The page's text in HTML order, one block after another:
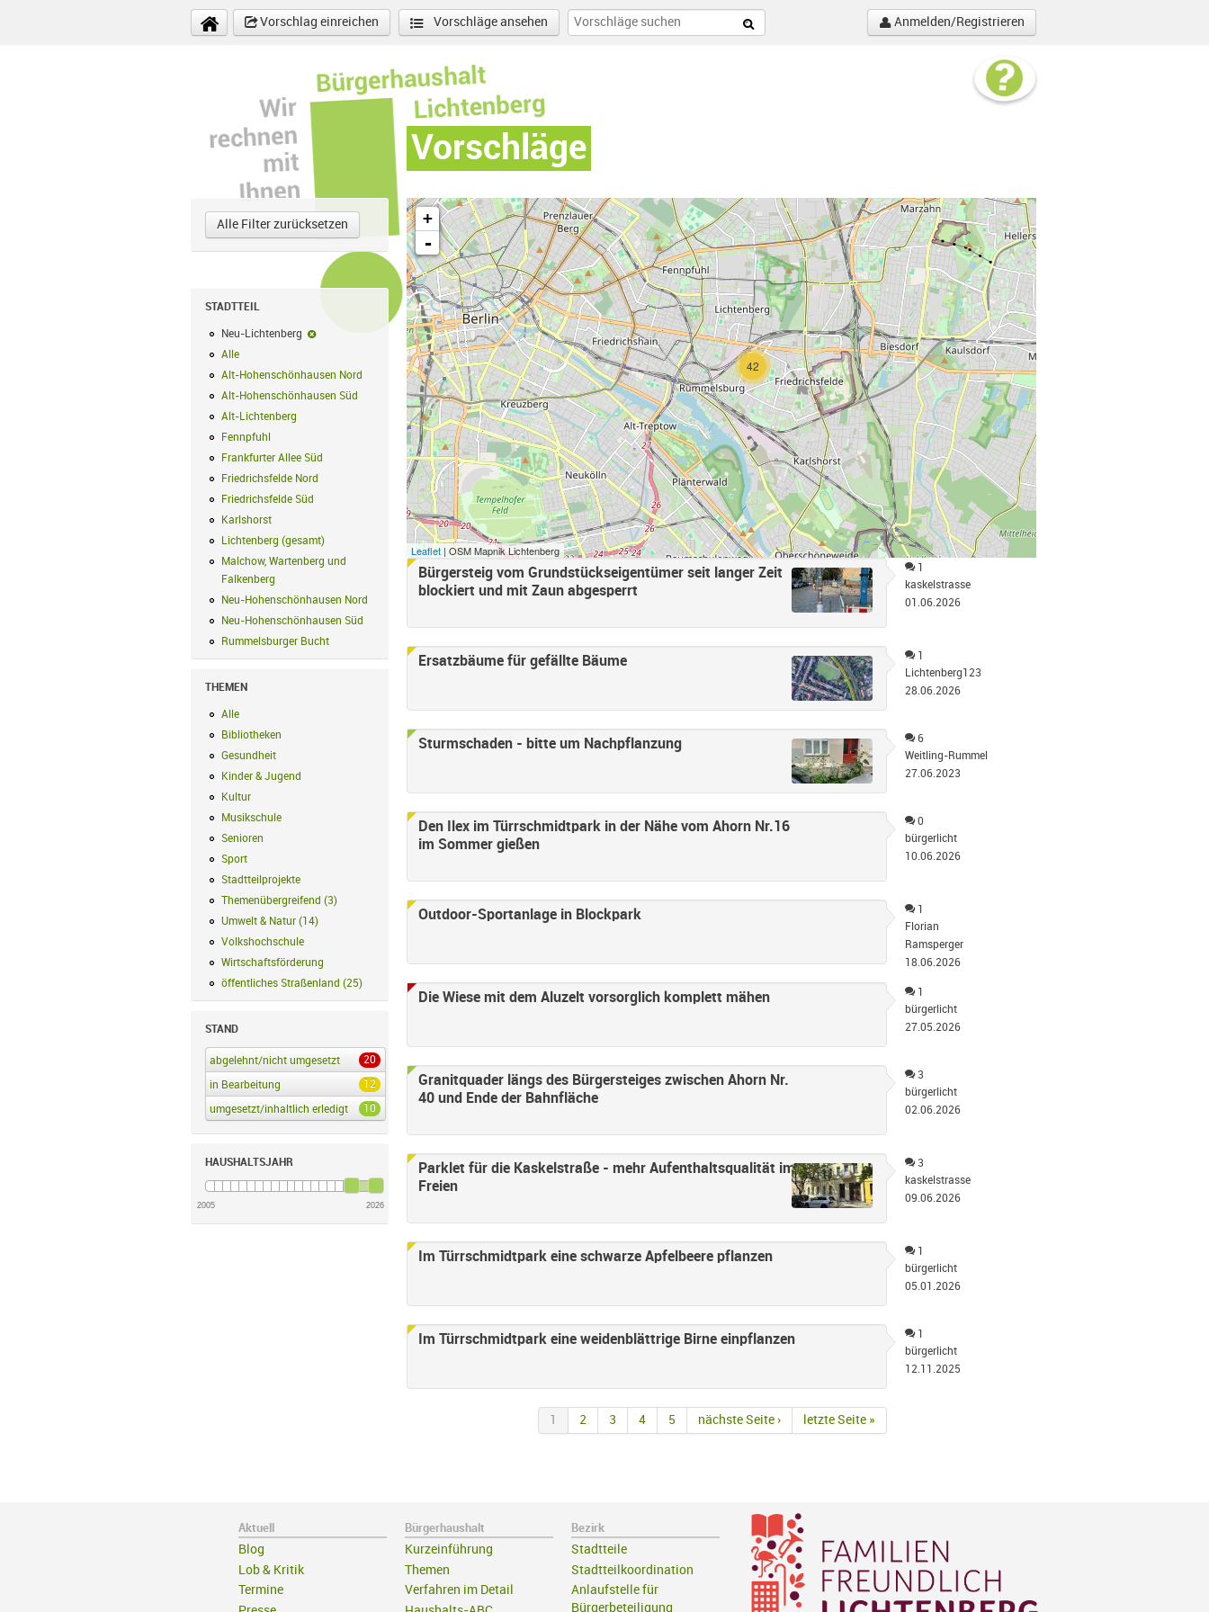
Vorschlag einreichen
Vorschläge ansehen Anmelden/Registrieren
Vorschläge
Alle Filter zurücksetzen
STADTTEIL
Neu-Lichtenberg
Neu-Lichtenberg-Filter entfernen
Alle
Alt-Hohenschönhausen Nord
Alt-Hohenschönhausen Nord Filter anwenden
Alt-Hohenschönhausen Süd
Alt-Hohenschönhausen Süd Filter anwenden
Alt-Lichtenberg Alt-Lichtenberg Filter anwenden
Fennpfuhl
Frankfurter Allee Süd
Frankfurter Allee Süd Filter anwenden
Friedrichsfelde Nord
Friedrichsfelde Nord Filter anwenden
Friedrichsfelde Süd
Friedrichsfelde Süd Filter anwenden
Karlshorst
Lichtenberg (gesamt) Lichtenberg (gesamt) Filter anwenden
Malchow, Wartenberg und
Falkenberg Malchow, Wartenberg und Falkenberg Filter anwenden
Neu-Hohenschönhausen Nord
Neu-Hohenschönhausen Nord Filter anwenden
Neu-Hohenschönhausen Süd
Rummelsburger Bucht
THEMEN
Alle
Bibliotheken Bibliotheken Filter anwenden
Gesundheit
Kinder & Jugend
Kultur
Musikschule Musikschule Filter anwenden
Senioren
Sport
Stadtteilprojekte Stadtteilprojekte Filter anwenden
Themenübergreifend (3) Themenübergreifend Filter anwenden
Umwelt & Natur (14) Umwelt & Natur Filter anwenden
Volkshochschule
Wirtschaftsförderung Wirtschaftsförderung Filter anwenden
öffentliches Straßenland (25) öffentliches Straßenland Filter anwenden
STAND
abgelehnt/nicht umgesetzt 20
abgelehnt/nicht umgesetzt Filter anwenden
in Bearbeitung
12
in Bearbeitung Filter anwenden
umgesetzt/inhaltlich erledigt
10
umgesetzt/inhaltlich erledigt Filter anwenden
HAUSHALTSJAHR
2005 2026
42
+
-
Leaflet | OSM Mapnik Lichtenberg
Bürgersteig vom Grundstückseigentümer seit langer Zeit
blockiert und mit Zaun abgesperrt
1
kaskelstrasse
01.06.2026
Ersatzbäume für gefällte Bäume
1
Lichtenberg123
28.06.2026
Sturmschaden - bitte um Nachpflanzung
6
Weitling-Rummel
27.06.2023
Den Ilex im Türrschmidtpark in der Nähe vom Ahorn Nr.16
im Sommer gießen
0
bürgerlicht
10.06.2026
Outdoor-Sportanlage in Blockpark
1
Florian
Ramsperger
18.06.2026
Die Wiese mit dem Aluzelt vorsorglich komplett mähen
1
bürgerlicht
27.05.2026
Granitquader längs des Bürgersteiges zwischen Ahorn Nr.
40 und Ende der Bahnfläche
3
bürgerlicht
02.06.2026
Parklet für die Kaskelstraße - mehr Aufenthaltsqualität im
Freien
3
kaskelstrasse
09.06.2026
Im Türrschmidtpark eine schwarze Apfelbeere pflanzen
1
bürgerlicht
05.01.2026
Im Türrschmidtpark eine weidenblättrige Birne einpflanzen
1
bürgerlicht
12.11.2025
Seiten
1 2 3 4 5 nächste Seite › letzte Seite »
Aktuell
Blog
Lob & Kritik
Termine
Bürgerhaushalt
Kurzeinführung
Themen
Verfahren im Detail
Bezirk
Stadtteile
Stadtteilkoordination
Anlaufstelle für
Bürgerbeteiligung